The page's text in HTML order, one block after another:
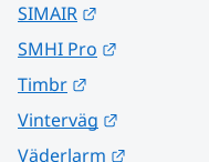
SIMAIR
SMHI Pro
Timbr
Vinterväg
Väderlarm